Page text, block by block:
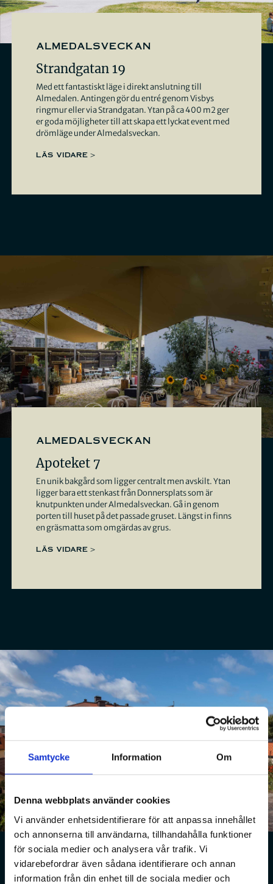
Samtycke Information Om
Denna webbplats använder cookies
Vi använder enhetsidentifierare för att anpassa innehållet
och annonserna till användarna, tillhandahålla funktioner
för sociala medier och analysera vår trafik. Vi
vidarebefordrar även sådana identifierare och annan
information från din enhet till de sociala medier och
almedalsveckan
Strandgatan 19
Med ett fantastiskt läge i direkt anslutning till
Almedalen. Antingen gör du entré genom Visbys
ringmur eller via Strandgatan. Ytan på ca 400 m2 ger
er goda möjligheter till att skapa ett lyckat event med
drömläge under Almedalsveckan.
LÄS VIDARE >
almedalsveckan
Apoteket 7
En unik bakgård som ligger centralt men avskilt. Ytan
ligger bara ett stenkast från Donnersplats som är
knutpunkten under Almedalsveckan. Gå in genom
porten till huset på det passade gruset. Längst in finns
en gräsmatta som omgärdas av grus.
LÄS VIDARE >
almedalsveckan
Mellangatan
I direkt anslutning till hotellet finns denna stora